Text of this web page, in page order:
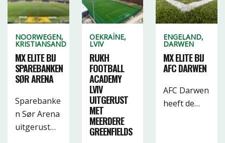
NOORWEGEN,
KRISTIANSAND
MX ELITE BIJ
SPAREBANKEN
SØR ARENA
Sparebanke
n Sør Arena
uitgerust…
OEKRAÏNE,
LVIV
RUKH
FOOTBALL
ACADEMY
LVIV
UITGERUST
MET
MEERDERE
GREENFIELDS
ENGELAND,
DARWEN
MX ELITE BIJ
AFC DARWEN
AFC Darwen
heeft de…